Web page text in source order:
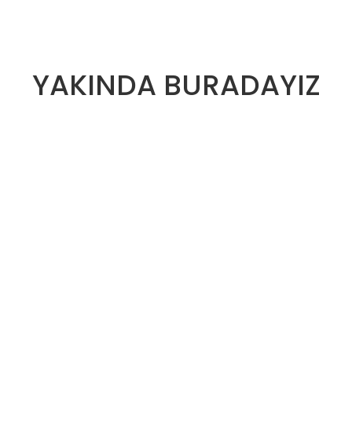
YAKINDA BURADAYIZ